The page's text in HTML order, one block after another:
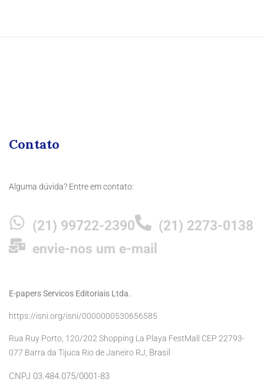
Contato
Alguma dúvida? Entre em contato:
(21) 99722-2390
(21) 2273-0138
envie-nos um e-mail
E-papers Servicos Editoriais Ltda.
https://isni.org/isni/0000000530656585
Rua Ruy Porto, 120/202 Shopping La Playa FestMall CEP 22793-
077 Barra da Tijuca Rio de Janeiro RJ, Brasil
CNPJ 03.484.075/0001-83